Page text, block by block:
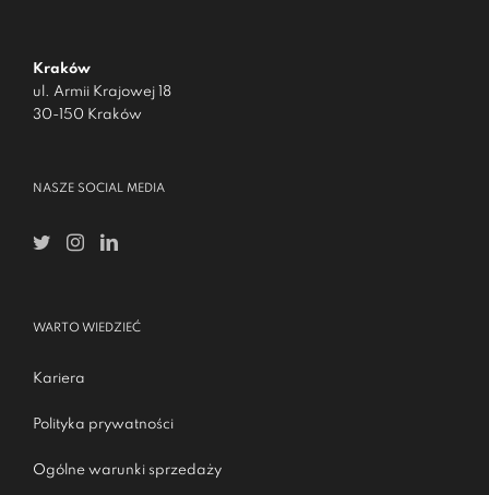
Kraków
ul. Armii Krajowej 18
30-150 Kraków
NASZE SOCIAL MEDIA
WARTO WIEDZIEĆ
Kariera
Polityka prywatności
Ogólne warunki sprzedaży